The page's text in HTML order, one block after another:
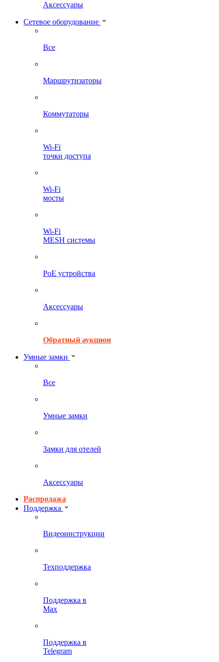
Аксессуары
Сетевое оборудование
Все
Маршрутизаторы
Коммутаторы
Wi-Fi
точки доступа
Wi-Fi
мосты
Wi-Fi
MESH системы
PoE устройства
Аксессуары
Обратный аукцион
Умные замки
Все
Умные замки
Замки для отелей
Аксессуары
Распродажа
Поддержка
Видеоинструкции
Техподдержка
Поддержка в
Max
Поддержка в
Telegram